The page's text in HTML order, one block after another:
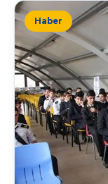
Haber